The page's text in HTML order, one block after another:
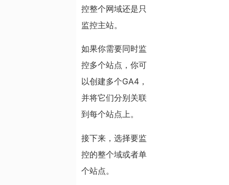
控整个网域还是只
监控主站。
如果你需要同时监
控多个站点，你可
以创建多个GA4，
并将它们分别关联
到每个站点上。
接下来，选择要监
控的整个域或者单
个站点。